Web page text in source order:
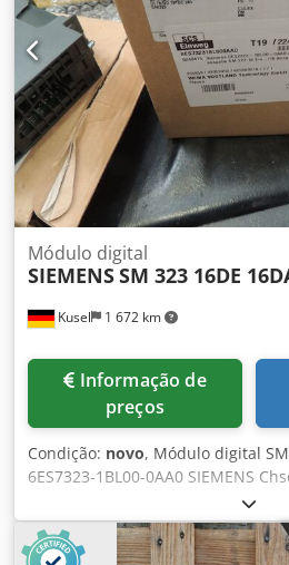
Kusel 1 672 km
Módulo digital
SIEMENSSM 323 16DE
preços
Condição: novo, Módulo digital
6ES7323-1BL00-0AA0 SIEMENS
“Parcialmente desembalado para
utilizado proveniente da